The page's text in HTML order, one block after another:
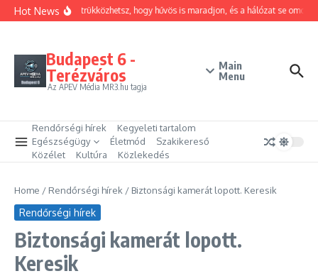
Ugrás a tartalomhoz
Hot NewsHogyan trükközhetsz, hogy hűvös is maradjon, és a hálózat se omoljon
Budapest 6 -
Terézváros
Az APEV Média MR3.hu tagja
Main
Menu
Rendőrségi hírek
Kegyeleti tartalom
Egészségügy
Életmód
Szakikereső
Közélet
Kultúra Közlekedés
Home / Rendőrségi hírek / Biztonsági kamerát lopott. Keresik
Rendőrségi hírek
Biztonsági kamerát lopott.
Keresik